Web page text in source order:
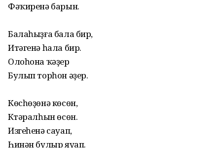
Фәҡиренә барын.
Балаһыҙға бала бир,
Итәгенә һала бир.
Олоһона ҡәҙер
Булып торһон әҙер.
Көсһөҙөнә көсөн,
Күтәралһын өсөн.
Изгеһенә сауап,
Һинән булыр яуап.